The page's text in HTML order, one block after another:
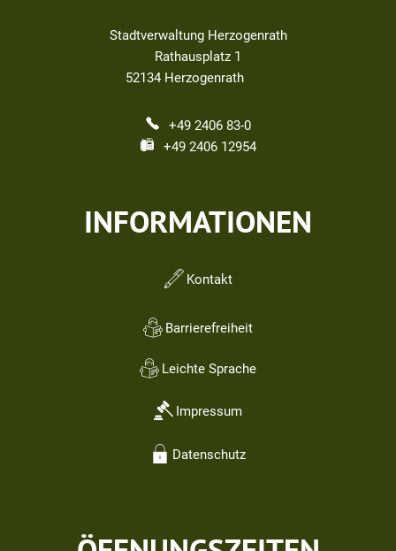
Stadtverwaltung Herzogenrath
Rathausplatz 1
52134 Herzogenrath
+49 2406 83-0
+49 2406 12954
INFORMATIONEN
Kontakt
Barrierefreiheit
Leichte Sprache
Impressum
Datenschutz